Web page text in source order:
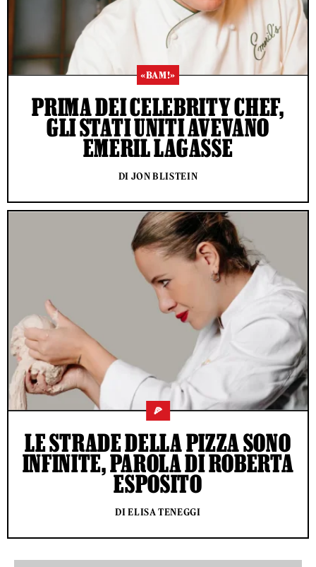
«BAM!»
PRIMA DEI CELEBRITY CHEF,
GLI STATI UNITI AVEVANO
EMERIL LAGASSE
DI JON BLISTEIN
🍕
LE STRADE DELLA PIZZA SONO
INFINITE, PAROLA DI ROBERTA
ESPOSITO
DI ELISA TENEGGI